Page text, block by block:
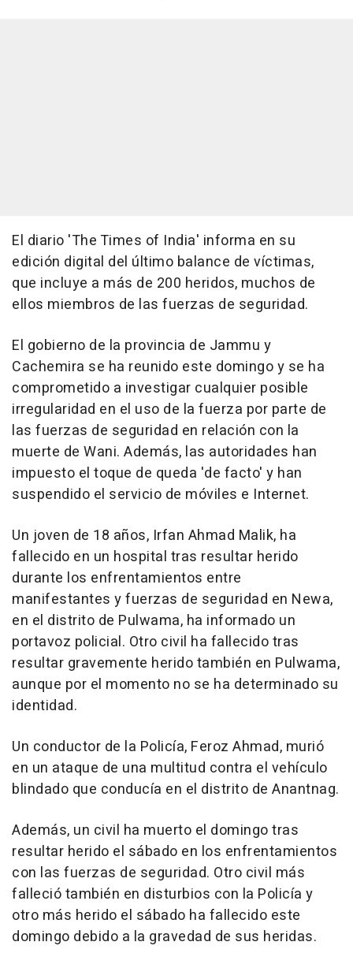
El diario 'The Times of India' informa en su
edición digital del último balance de víctimas,
que incluye a más de 200 heridos, muchos de
ellos miembros de las fuerzas de seguridad.
El gobierno de la provincia de Jammu y
Cachemira se ha reunido este domingo y se ha
comprometido a investigar cualquier posible
irregularidad en el uso de la fuerza por parte de
las fuerzas de seguridad en relación con la
muerte de Wani. Además, las autoridades han
impuesto el toque de queda 'de facto' y han
suspendido el servicio de móviles e Internet.
Un joven de 18 años, Irfan Ahmad Malik, ha
fallecido en un hospital tras resultar herido
durante los enfrentamientos entre
manifestantes y fuerzas de seguridad en Newa,
en el distrito de Pulwama, ha informado un
portavoz policial. Otro civil ha fallecido tras
resultar gravemente herido también en Pulwama,
aunque por el momento no se ha determinado su
identidad.
Un conductor de la Policía, Feroz Ahmad, murió
en un ataque de una multitud contra el vehículo
blindado que conducía en el distrito de Anantnag.
Además, un civil ha muerto el domingo tras
resultar herido el sábado en los enfrentamientos
con las fuerzas de seguridad. Otro civil más
falleció también en disturbios con la Policía y
otro más herido el sábado ha fallecido este
domingo debido a la gravedad de sus heridas.